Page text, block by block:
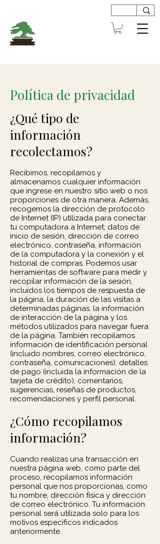
Política de privacidad
¿Qué tipo de
información
recolectamos?
Recibimos, recopilamos y
almacenamos cualquier información
que ingrese en nuestro sitio web o nos
proporciones de otra manera. Además,
recogemos la dirección de protocolo
de Internet (IP) utilizada para conectar
tu computadora a Internet; datos de
inicio de sesión, dirección de correo
electrónico, contraseña, información
de la computadora y la conexión y el
historial de compras. Podemos usar
herramientas de software para medir y
recopilar información de la sesión,
incluidos los tiempos de respuesta de
la página, la duración de las visitas a
determinadas páginas, la información
de interacción de la página y los
métodos utilizados para navegar fuera
de la página. También recopilamos
información de identificación personal
(incluido nombres, correo electrónico,
contraseña, comunicaciones), detalles
de pago (incluida la información de la
tarjeta de crédito), comentarios,
sugerencias, reseñas de productos,
recomendaciones y perfil personal.
¿Cómo recopilamos
información?
Cuando realizas una transacción en
nuestra página web, como parte del
proceso, recopilamos información
personal que nos proporcionas, como
tu nombre, dirección física y dirección
de correo electrónico. Tu información
personal será utilizada solo para los
motivos específicos indicados
anteriormente.